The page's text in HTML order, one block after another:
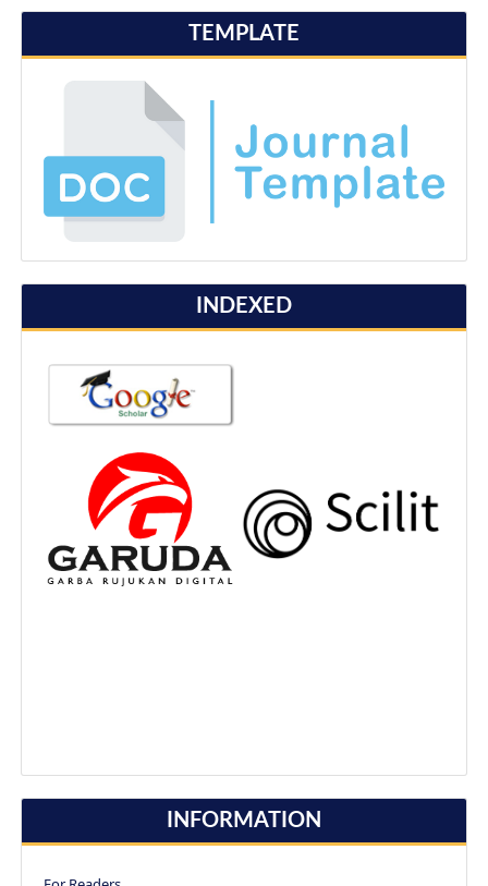
TEMPLATE
INDEXED
INFORMATION